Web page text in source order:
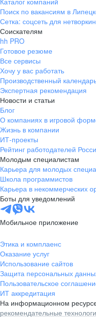
Поиск по вакансиям в
Сетка: соцсеть для
Соискателям
hh PRO
Готовое резюме
Все сервисы
Хочу у вас работать
Производственный
Экспертная рекомендация
Новости и статьи
Блог
О компаниях в игровой
Жизнь в компании
ИТ-проекты
Рейтинг работодателей
Молодым специалистам
Карьера для молодых
Школа программистов
Карьера в некоммерческих
Боты для уведомлений
Мобильное приложение
Этика и комплаенс
Оказание услуг
Использование сайтов
Защита персональных
Пользовательское
ИТ аккредитация
На информационном
рекомендательные